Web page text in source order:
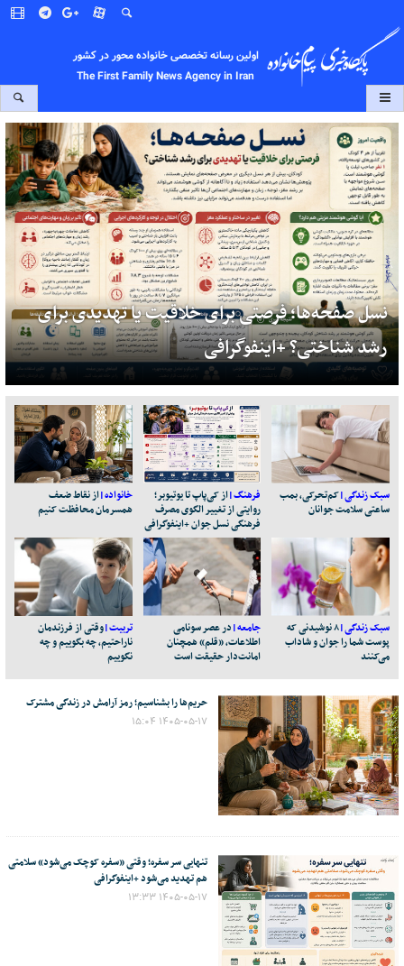
اولین رسانه تخصصی خانواده محور در کشور
The First Family News Agency in Iran
نسل صفحه‌ها؛ فرصتی برای خلاقیت یا تهدیدی برای
رشد شناختی؟ +اینفوگرافی
سبک زندگی کم‌تحرکی، بمب
ساعتی سلامت جوانان
فرهنگ از کی‌پاپ تا یوتیوبر؛
روایتی از تغییر الگوی مصرف
فرهنگی نسل جوان +اینفوگرافی
خانواده از نقاط ضعف
همسرمان محافظت کنیم
سبک زندگی
۸ نوشیدنی که
پوست شما را جوان و شاداب
می‌کنند
جامعه در عصر سونامی
اطلاعات، «قلم» همچنان
امانت‌دار حقیقت است
تربیت وقتی از فرزندمان
ناراحتیم، چه بگوییم و چه
نگوییم
حریم‌ها را بشناسیم؛ رمز آرامش در زندگی مشترک
۱۴۰۵-۰۵-۱۷ ۱۵:۰۴
تنهایی سر سفره؛ وقتی «سفره کوچک می‌شود» سلامتی
هم تهدید می‌شود +اینفوگرافی
۱۴۰۵-۰۵-۱۷ ۱۳:۳۳